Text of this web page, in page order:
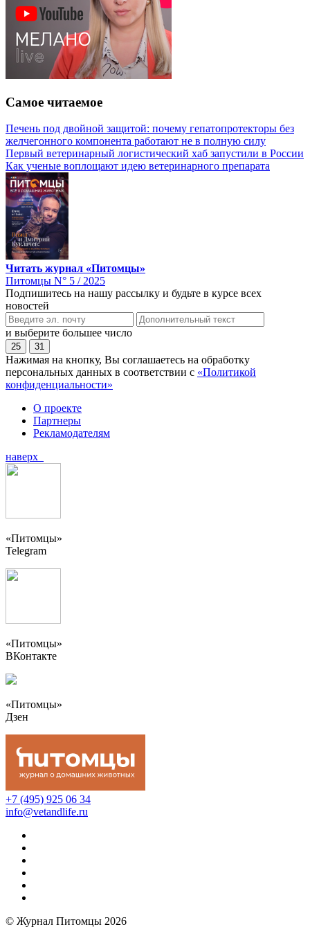
Самое читаемое
Печень под двойной защитой: почему гепатопротекторы без
желчегонного компонента работают не в полную силу
Первый ветеринарный логистический хаб запустили в России
Как ученые воплощают идею ветеринарного препарата
Читать журнал «Питомцы»
Питомцы N° 5 / 2025
Подпишитесь на нашу рассылку и будьте в курсе всех
новостей
и выберите большее число
25 31
Нажимая на кнопку, Вы соглашаетесь на обработку
персональных данных в соответствии с «Политикой
конфиденциальности»
О проекте
Партнеры
Рекламодателям
наверх
«Питомцы»
Telegram
«Питомцы»
ВКонтакте
«Питомцы»
Дзен
+7 (495) 925 06 34
info@vetandlife.ru
© Журнал Питомцы 2026